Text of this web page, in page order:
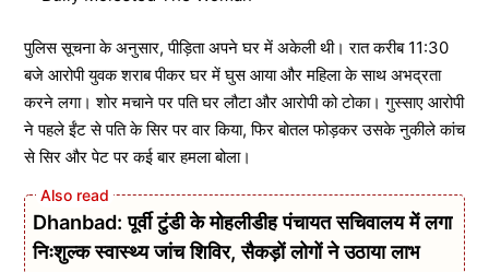
पुलिस सूचना के अनुसार, पीड़िता अपने घर में अकेली थी। रात करीब 11:30
बजे आरोपी युवक शराब पीकर घर में घुस आया और महिला के साथ अभद्रता
करने लगा। शोर मचाने पर पति घर लौटा और आरोपी को टोका। गुस्साए आरोपी
ने पहले ईंट से पति के सिर पर वार किया, फिर बोतल फोड़कर उसके नुकीले कांच
से सिर और पेट पर कई बार हमला बोला।
Dhanbad: पूर्वी टुंडी के मोहलीडीह पंचायत सचिवालय में लगा
निःशुल्क स्वास्थ्य जांच शिविर, सैकड़ों लोगों ने उठाया लाभ